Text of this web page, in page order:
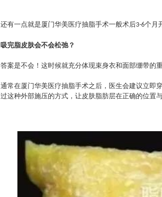
还有一点就是 厦门华美医疗抽脂手术一般术后3-6个月
吸完脂皮肤会不会松弛？
答案是不会！这时候就充分体现束身衣和面部绷带的重
通常在厦门华美医疗抽脂手术之后，医生会建议立即
过这种外部施压的方式，让皮肤脂肪层在正确的位置